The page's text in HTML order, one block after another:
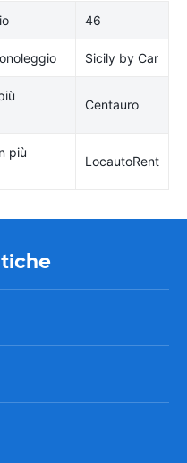
46
Sicily by Car
Centauro
più
LocautoRent